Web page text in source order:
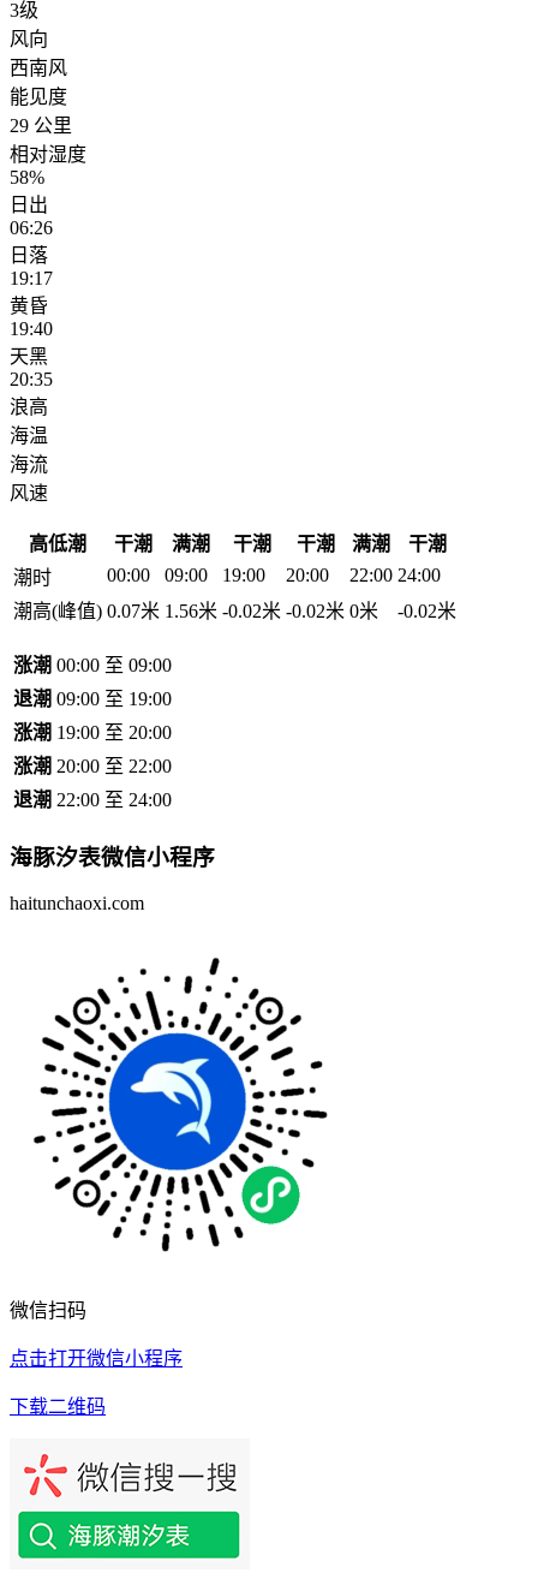
3级
风向
西南风
能见度
29 公里
相对湿度
58%
日出
06:26
日落
19:17
黄昏
19:40
天黑
20:35
浪高
海温
海流
风速
高低潮 干潮 满潮 干潮 干潮 满潮
干潮
潮时
00:00 09:00 19:00 20:00 22:00 24:00
潮高(峰值) 0.07米 1.56米 -0.02米 -0.02米 0米 -0.02米
涨潮 00:00 至 09:00
退潮 09:00 至 19:00
涨潮 19:00 至 20:00
涨潮 20:00 至 22:00
退潮 22:00 至 24:00
海豚汐表微信小程序
haitunchaoxi.com
微信扫码
点击打开微信小程序
下载二维码